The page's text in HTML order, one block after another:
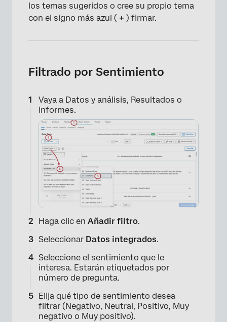
los temas sugeridos o cree su propio tema
con el signo más azul ( + ) firmar.
Filtrado por Sentimiento
Vaya a Datos y análisis, Resultados o
Informes.
Haga clic en Añadir filtro.
Seleccionar Datos integrados.
Seleccione el sentimiento que le
interesa. Estarán etiquetados por
número de pregunta.
Elija qué tipo de sentimiento desea
filtrar (Negativo, Neutral, Positivo, Muy
negativo o Muy positivo).